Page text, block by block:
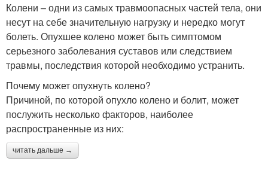
Колени – одни из самых травмоопасных частей тела, они
несут на себе значительную нагрузку и нередко могут
болеть. Опухшее колено может быть симптомом
серьезного заболевания суставов или следствием
травмы, последствия которой необходимо устранить.
Почему может опухнуть колено?
Причиной, по которой опухло колено и болит, может
послужить несколько факторов, наиболее
распространенные из них:
читать дальше →